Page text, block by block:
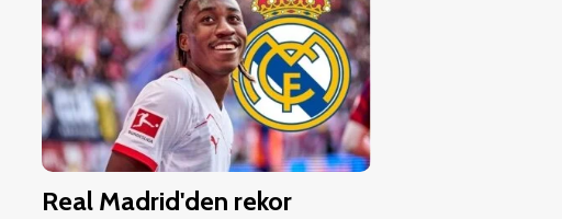
Real Madrid'den rekor